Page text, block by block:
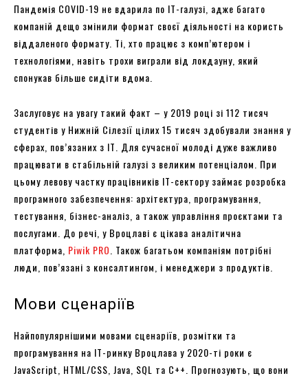
Пандемія COVID-19 не вдарила по ІТ-галузі, адже багато
компаній дещо змінили формат своєї діяльності на користь
віддаленого формату. Ті, хто працює з комп’ютером і
технологіями, навіть трохи виграли від локдауну, який
спонукав більше сидіти вдома.
Заслуговує на увагу такий факт – у 2019 році зі 112 тисяч
студентів у Нижній Сілезії цілих 15 тисяч здобували знання у
сферах, пов’язаних з ІТ. Для сучасної молоді дуже важливо
працювати в стабільній галузі з великим потенціалом. При
цьому левову частку працівників ІТ-сектору займає розробка
програмного забезпечення: архітектура, програмування,
тестування, бізнес-аналіз, а також управління проєктами та
послугами. До речі, у Вроцлаві є цікава аналітична
платформа, Piwik PRO . Також багатьом компаніям потрібні
люди, пов’язані з консалтингом, і менеджери з продуктів.
Мови сценаріїв
Найпопулярнішими мовами сценаріїв, розмітки та
програмування на IT-ринку Вроцлава у 2020-ті роки є
JavaScript, HTML/CSS, Java, SQL та C++. Прогнозують, що вони